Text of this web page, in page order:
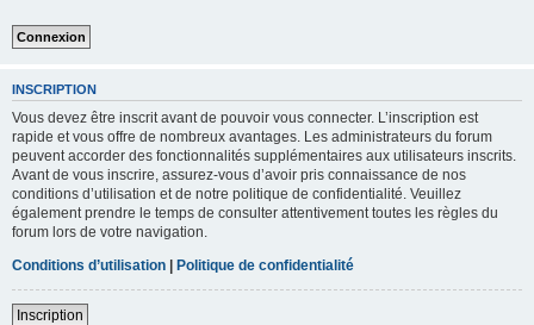
INSCRIPTION
Vous devez être inscrit avant de pouvoir vous connecter. L’inscription est
rapide et vous offre de nombreux avantages. Les administrateurs du forum
peuvent accorder des fonctionnalités supplémentaires aux utilisateurs inscrits.
Avant de vous inscrire, assurez-vous d’avoir pris connaissance de nos
conditions d’utilisation et de notre politique de confidentialité. Veuillez
également prendre le temps de consulter attentivement toutes les règles du
forum lors de votre navigation.
Conditions d’utilisation | Politique de confidentialité
Inscription